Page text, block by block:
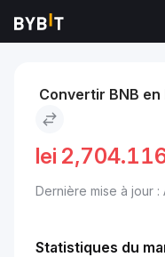
Marchés
Convertir BNB en
lei
Dernière mise à jour
Statistiques du